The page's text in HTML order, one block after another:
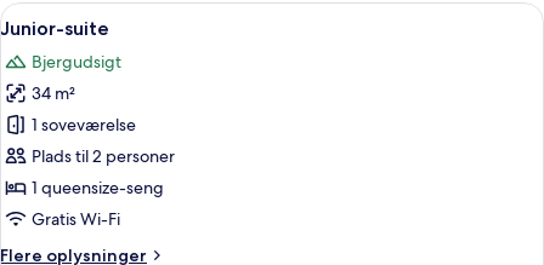
Indlæs
alle
billeder
af
Junior-
suite
Et lille hotelværelse med seng,
6
Junior-suite
Bjergudsigt
34 m²
1 soveværelse
Plads til 2 personer
1 queensize-seng
Gratis Wi-Fi
Flere oplysninger
Flere